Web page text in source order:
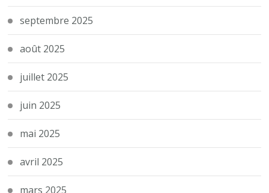
septembre 2025
août 2025
juillet 2025
juin 2025
mai 2025
avril 2025
mars 2025